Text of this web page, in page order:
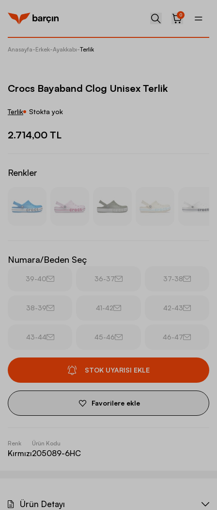
0
Anasayfa-Erkek-Ayakkabı-Terlik
Crocs Bayaband Clog Unisex Terlik
Terlik Stokta yok
2.714,00 TL
Renkler
Numara/Beden Seç
39-40 36-37 37-38
38-39 41-42 42-43
43-44 45-46 46-47
STOK UYARISI EKLE
Favorilere ekle
Renk
Kırmızı
Ürün Kodu
205089-6HC
Ürün Detayı